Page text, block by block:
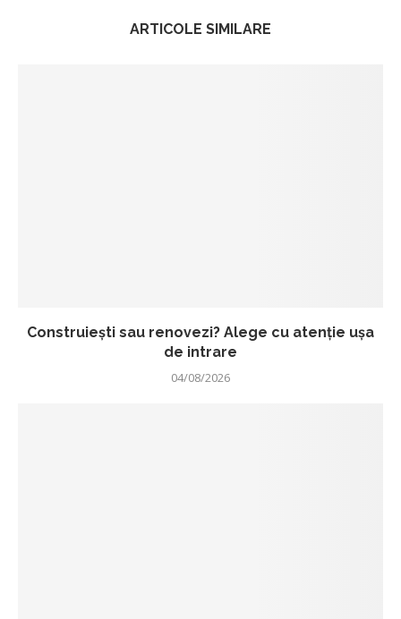
ARTICOLE SIMILARE
Construiești sau renovezi? Alege cu atenție ușa
de intrare
04/08/2026